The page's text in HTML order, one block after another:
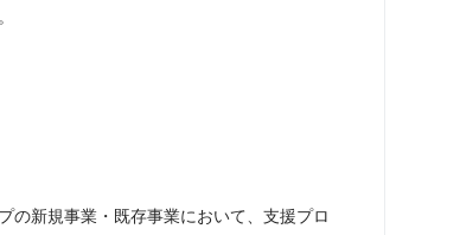
の新規事業・既存事業において、支援プロ